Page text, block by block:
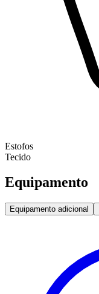
Estofos
Tecido
Equipamento
Equipamento adicional